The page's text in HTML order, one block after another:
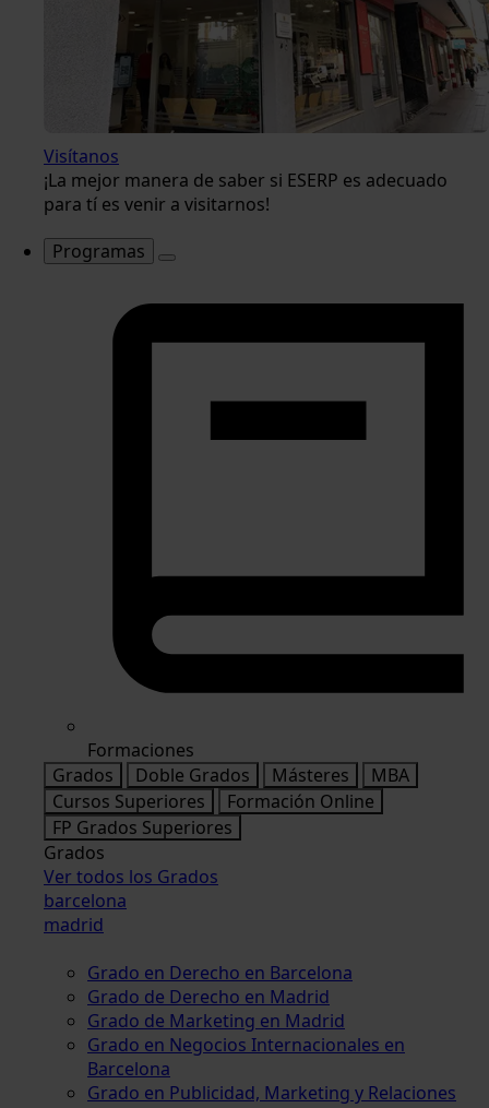
Visítanos
¡La mejor manera de saber si ESERP es adecuado
para tí es venir a visitarnos!
Programas
Formaciones
Grados
Doble Grados Másteres
MBA
Cursos Superiores
Formación Online
FP Grados Superiores
Grados
Ver todos los Grados
barcelona
madrid
Grado en Derecho en Barcelona
Grado de Derecho en Madrid
Grado de Marketing en Madrid
Grado en Negocios Internacionales en
Barcelona
Grado en Publicidad, Marketing y Relaciones